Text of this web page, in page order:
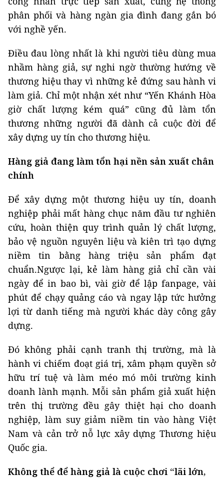
phân phối và hàng ngàn gia đình đang gắn bó
với nghề yến.
Điều đau lòng nhất là khi người tiêu dùng mua
nhầm hàng giả, sự nghi ngờ thường hướng về
thương hiệu thay vì những kẻ đứng sau hành vi
làm giả. Chỉ một nhận xét như “Yến Khánh Hòa
giờ chất lượng kém quá” cũng đủ làm tổn
thương những người đã dành cả cuộc đời để
xây dựng uy tín cho thương hiệu.
Hàng giả đang làm tổn hại nền sản xuất chân
chính
Để xây dựng một thương hiệu uy tín, doanh
nghiệp phải mất hàng chục năm đầu tư nghiên
cứu, hoàn thiện quy trình quản lý chất lượng,
bảo vệ nguồn nguyên liệu và kiên trì tạo dựng
niềm tin bằng hàng triệu sản phẩm đạt
chuẩn.Ngược lại, kẻ làm hàng giả chỉ cần vài
ngày để in bao bì, vài giờ để lập fanpage, vài
phút để chạy quảng cáo và ngay lập tức hưởng
lợi từ danh tiếng mà người khác dày công gây
dựng.
Đó không phải cạnh tranh thị trường, mà là
hành vi chiếm đoạt giá trị, xâm phạm quyền sở
hữu trí tuệ và làm méo mó môi trường kinh
doanh lành mạnh. Mỗi sản phẩm giả xuất hiện
trên thị trường đều gây thiệt hại cho doanh
nghiệp, làm suy giảm niềm tin vào hàng Việt
Nam và cản trở nỗ lực xây dựng Thương hiệu
Quốc gia.
Không thể để hàng giả là cuộc chơi “lãi lớn,